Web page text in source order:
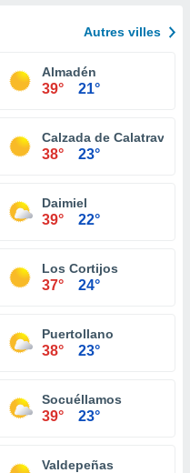
Autres villes
Almadén
39° 21°
Calzada de Calatrava
38° 23°
Daimiel
39° 22°
Los Cortijos
37° 24°
Puertollano
38° 23°
Socuéllamos
39° 23°
Valdepeñas